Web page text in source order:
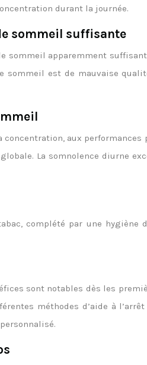
durant la journée.
sommeil suffisante
apparemment
est de mauvaise
aux
La somnolence diurne
complété par une hygiène
sont notables dès les
méthodes d’aide à